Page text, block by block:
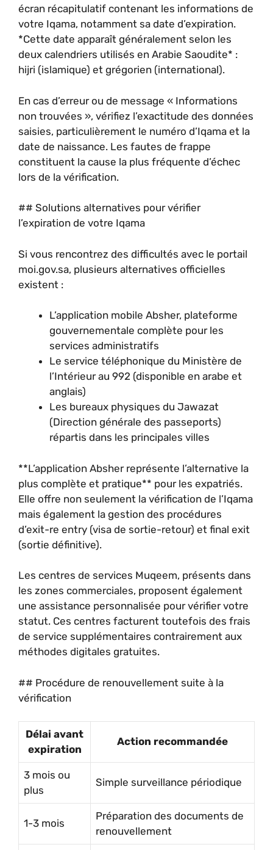
écran récapitulatif contenant les informations de
votre Iqama, notamment sa date d’expiration.
*Cette date apparaît généralement selon les
deux calendriers utilisés en Arabie Saoudite* :
hijri (islamique) et grégorien (international).
En cas d’erreur ou de message « Informations
non trouvées », vérifiez l’exactitude des données
saisies, particulièrement le numéro d’Iqama et la
date de naissance. Les fautes de frappe
constituent la cause la plus fréquente d’échec
lors de la vérification.
## Solutions alternatives pour vérifier
l’expiration de votre Iqama
Si vous rencontrez des difficultés avec le portail
moi.gov.sa, plusieurs alternatives officielles
existent :
L’application mobile Absher, plateforme
gouvernementale complète pour les
services administratifs
Le service téléphonique du Ministère de
l’Intérieur au 992 (disponible en arabe et
anglais)
Les bureaux physiques du Jawazat
(Direction générale des passeports)
répartis dans les principales villes
**L’application Absher représente l’alternative la
plus complète et pratique** pour les expatriés.
Elle offre non seulement la vérification de l’Iqama
mais également la gestion des procédures
d’exit-re entry (visa de sortie-retour) et final exit
(sortie définitive).
Les centres de services Muqeem, présents dans
les zones commerciales, proposent également
une assistance personnalisée pour vérifier votre
statut. Ces centres facturent toutefois des frais
de service supplémentaires contrairement aux
méthodes digitales gratuites.
## Procédure de renouvellement suite à la
vérification
Délai avant
expiration
Action recommandée
3 mois ou
plus
Simple surveillance périodique
1-3 mois
Préparation des documents de
renouvellement